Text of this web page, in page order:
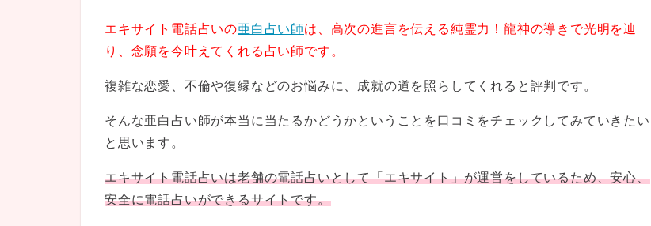
エキサイト電話占いの亜白占い師は、高次の進言を伝える純霊力！龍神の導きで光明を辿
り、念願を今叶えてくれる占い師です。
複雑な恋愛、不倫や復縁などのお悩みに、成就の道を照らしてくれると評判です。
そんな亜白占い師が本当に当たるかどうかということを口コミをチェックしてみていきたい
と思います。
エキサイト電話占いは老舗の電話占いとして「エキサイト」が運営をしているため、安心、
安全に電話占いができるサイトです。